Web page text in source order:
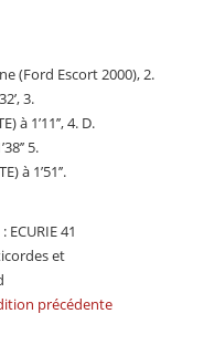
(Ford Escort 2000), 2.
3.
1’11’’, 4. D.
5.
à 1’51’’.
41
et
précédente